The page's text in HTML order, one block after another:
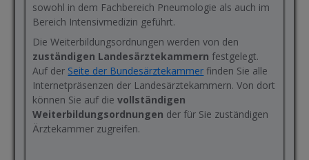
sowohl in dem Fachbereich Pneumologie als auch im
Bereich Intensivmedizin geführt.
Die Weiterbildungsordnungen werden von den
zuständigen Landesärztekammern festgelegt.
Auf der Seite der Bundesärztekammer finden Sie alle
Internetpräsenzen der Landesärztekammern. Von dort
können Sie auf dievollständigen
Weiterbildungsordnungen der für Sie zuständigen
Ärztekammer zugreifen.